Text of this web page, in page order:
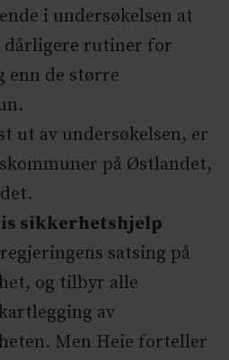
i undersøkelsen at
dårligere rutiner for
enn de større
ut av undersøkelsen, er
på Østlandet,
sikkerhetshjelp
satsing på
og tilbyr alle
av
Men Heie forteller